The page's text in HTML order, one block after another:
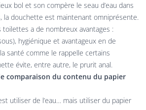
bol et son compère le seau d’eau dans
la douchette est maintenant omniprésente.
a de nombreux avantages :
hygiénique et avantageux en de
santé comme le rappelle certains
évite, entre autre, le prurit anal.
comparaison du contenu du papier
utiliser de l’eau… mais utiliser du papier